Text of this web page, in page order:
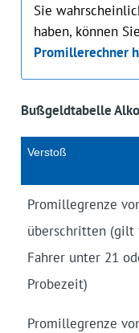
Sie
haben, können
Promillerechner
Bußgeldtabelle
Ver­stoß
Pro­mille­grenze
über­schrit­ten (gilt
Fahrer unter 21
Probe­zeit)
Pro­mille­grenze